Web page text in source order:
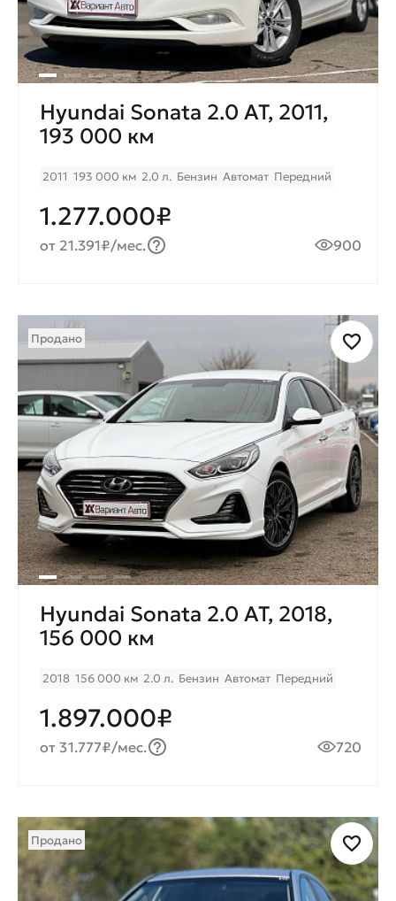
Hyundai Sonata 2.0 AT, 2011,
193 000 км
2011 193 000 км 2.0 л. Бензин Автомат Передний
1.277.000₽
от 21.391₽/мес. 900
Продано
Hyundai Sonata 2.0 AT, 2018,
156 000 км
2018 156 000 км 2.0 л. Бензин Автомат Передний
1.897.000₽
от 31.777₽/мес. 720
Продано